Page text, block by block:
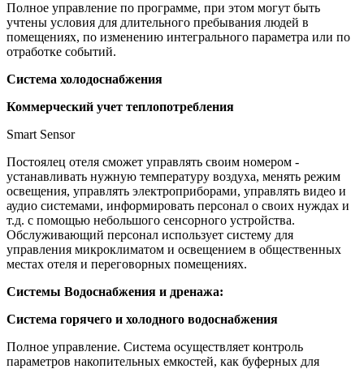
Полное управление по программе, при этом могут быть
учтены условия для длительного пребывания людей в
помещениях, по изменению интегрального параметра или по
отработке событий.
Система холодоснабжения
Коммерческий учет теплопотребления
Smart Sensor
Постоялец отеля сможет управлять своим номером -
устанавливать нужную температуру воздуха, менять режим
освещения, управлять электроприборами, управлять видео и
аудио системами, информировать персонал о своих нуждах и
т.д. с помощью небольшого сенсорного устройства.
Обслуживающий персонал использует систему для
управления микроклиматом и освещением в общественных
местах отеля и переговорных помещениях.
Системы Водоснабжения и дренажа:
Система горячего и холодного водоснабжения
Полное управление. Система осуществляет контроль
параметров накопительных емкостей, как буферных для